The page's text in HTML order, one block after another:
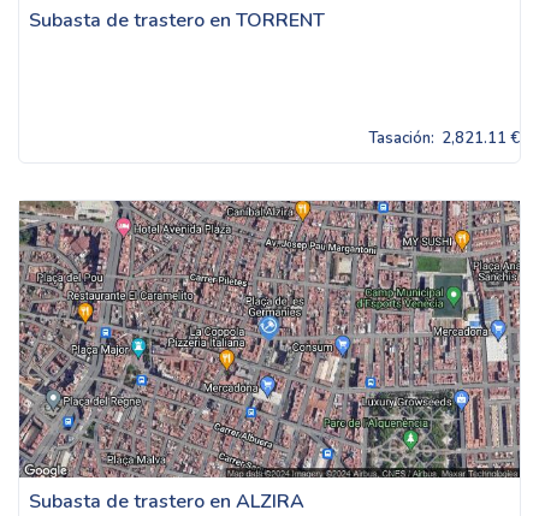
Subasta de trastero en TORRENT
Tasación: 2,821.11 €
Subasta de trastero en ALZIRA